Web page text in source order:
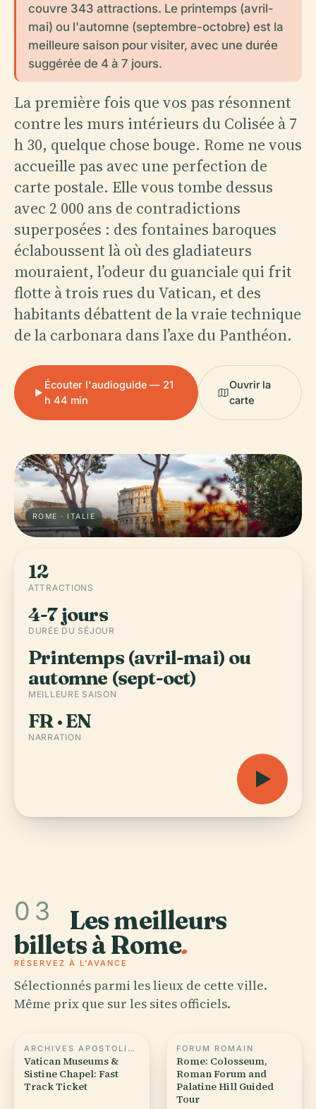
couvre 343 attractions. Le printemps (avril-
mai) ou l'automne (septembre-octobre) est la
meilleure saison pour visiter, avec une durée
suggérée de 4 à 7 jours.
La première fois que vos pas résonnent
contre les murs intérieurs du Colisée à 7
h 30, quelque chose bouge. Rome ne vous
accueille pas avec une perfection de
carte postale. Elle vous tombe dessus
avec 2 000 ans de contradictions
superposées : des fontaines baroques
éclaboussent là où des gladiateurs
mouraient, l’odeur du guanciale qui frit
flotte à trois rues du Vatican, et des
habitants débattent de la vraie technique
de la carbonara dans l’axe du Panthéon.
Écouter l'audioguide — 21
h 44 min
Ouvrir la
carte
ROME · ITALIE
12
ATTRACTIONS
4-7 jours
DURÉE DU SÉJOUR
Printemps (avril-mai) ou
automne (sept-oct)
MEILLEURE SAISON
FR · EN
NARRATION
03 Les meilleurs
billets à Rome.
RÉSERVEZ À L'AVANCE
Sélectionnés parmi les lieux de cette ville.
Même prix que sur les sites officiels.
ARCHIVES APOSTOLIQUES DU VATICAN
Vatican Museums &
Sistine Chapel: Fast
Track Ticket
FORUM ROMAIN
Rome: Colosseum,
Roman Forum and
Palatine Hill Guided
Tour